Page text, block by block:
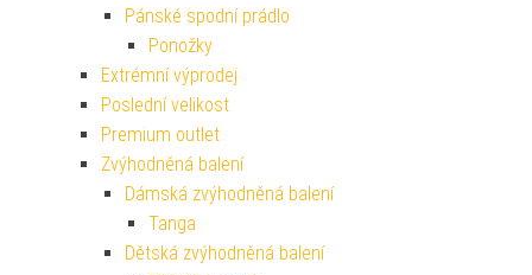
Pánské spodní prádlo
Ponožky
Extrémní výprodej
Poslední velikost
Premium outlet
Zvýhodněná balení
Dámská zvýhodněná balení
Tanga
Dětská zvýhodněná balení